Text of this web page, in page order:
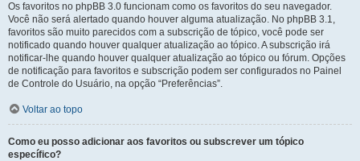
Os favoritos no phpBB 3.0 funcionam como os favoritos do seu navegador.
Você não será alertado quando houver alguma atualização. No phpBB 3.1,
favoritos são muito parecidos com a subscrição de tópico, você pode ser
notificado quando houver qualquer atualização ao tópico. A subscrição irá
notificar-lhe quando houver qualquer atualização ao tópico ou fórum. Opções
de notificação para favoritos e subscrição podem ser configurados no Painel
de Controle do Usuário, na opção “Preferências”.
Voltar ao topo
Como eu posso adicionar aos favoritos ou subscrever um tópico
específico?